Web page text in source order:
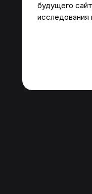
будущего
исследования
Маркетинговые стратегии
Маркетинговые исследования
© 2026 — ПРО М8.
Все права защищены.